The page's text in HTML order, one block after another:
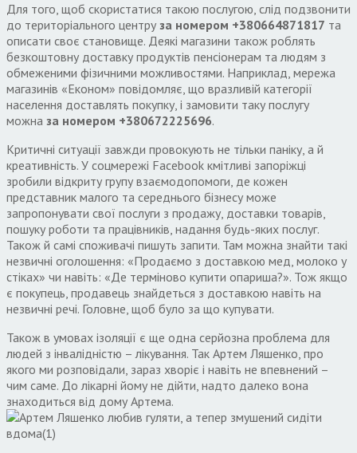
Для того, щоб скористатися такою послугою, слід подзвонити
до територіального центру за номером +380664871817 та
описати своє становище. Деякі магазини також роблять
безкоштовну доставку продуктів пенсіонерам та людям з
обмеженими фізичними можливостями. Наприклад, мережа
магазинів «Економ» повідомляє, що вразливій категорії
населення доставлять покупку, і замовити таку послугу
можна за номером +380672225696.
Критичні ситуації завжди провокують не тільки паніку, а й
креативність. У соцмережі Facebook кмітливі запоріжці
зробили відкриту групу взаємодопомоги, де кожен
представник малого та середнього бізнесу може
запропонувати свої послуги з продажу, доставки товарів,
пошуку роботи та працівників, надання будь-яких послуг.
Також й самі споживачі пишуть запити. Там можна знайти такі
незвичні оголошення: «Продаємо з доставкою мед, молоко у
стіках» чи навіть: «Де терміново купити опариша?». Тож якщо
є покупець, продавець знайдеться з доставкою навіть на
незвичні речі. Головне, щоб було за що купувати.
Також в умовах ізоляції є ще одна серйозна проблема для
людей з інвалідністю – лікування. Так Артем Ляшенко, про
якого ми розповідали, зараз хворіє і навіть не впевнений –
чим саме. До лікарні йому не дійти, надто далеко вона
знаходиться від дому Артема.